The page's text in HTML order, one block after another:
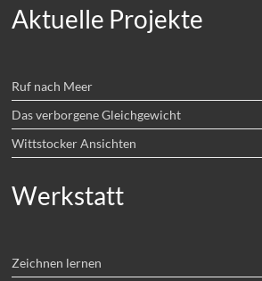
Aktuelle Projekte
Ruf nach Meer
Das verborgene Gleichgewicht
Wittstocker Ansichten
Werkstatt
Zeichnen lernen